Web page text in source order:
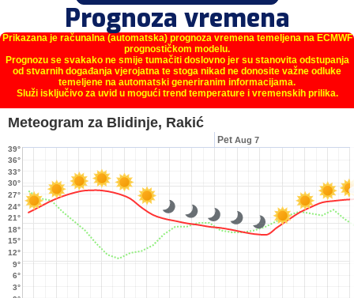
Prognoza vremena
Prikazana je računalna (automatska) prognoza vremena temeljena na ECMWF
prognostičkom modelu.
Prognozu se svakako ne smije tumačiti doslovno jer su stanovita odstupanja
od stvarnih događanja vjerojatna te stoga nikad ne donosite važne odluke
temeljene na automatski generiranim informacijama.
Služi isključivo za uvid u mogući trend temperature i vremenskih prilika.
Meteogram za Blidinje, Rakić
3°
6°
9°
12°
15°
18°
21°
24°
27°
30°
33°
36°
39°
Pet Aug 7